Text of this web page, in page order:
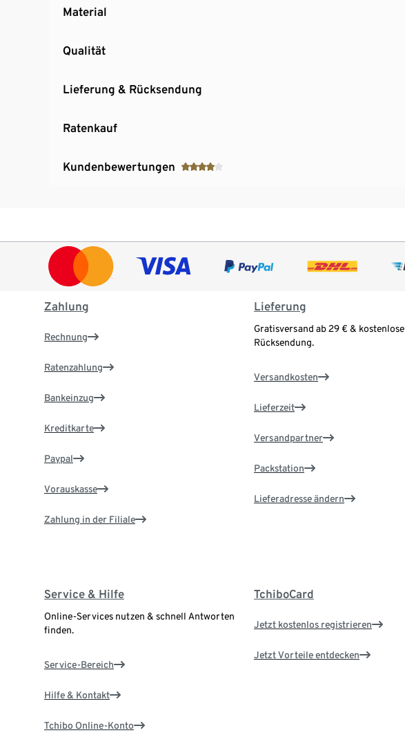
Material
Qualität
Lieferung & Rücksendung
Ratenkauf
Kundenbewertungen
Zahlung
Rechnung
Ratenzahlung
Bankeinzug
Kreditkarte
Paypal
Vorauskasse
Zahlung in der Filiale
Lieferung
Gratisversand ab 29 € & kostenlose
Rücksendung.
Versandkosten
Lieferzeit
Versandpartner
Packstation
Lieferadresse ändern
Service & Hilfe
Online-Services nutzen & schnell Antworten
finden.
Service-Bereich
Hilfe & Kontakt
Tchibo Online-Konto
TchiboCard
Jetzt kostenlos registrieren
Jetzt Vorteile entdecken